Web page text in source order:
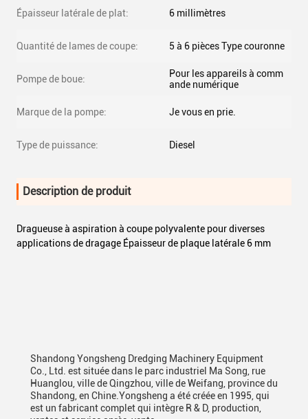
Épaisseur latérale de plat: 6 millimètres
Quantité de lames de coupe: 5 à 6 pièces Type couronne
Pompe de boue:
Pour les appareils à comm
ande numérique
Marque de la pompe: Je vous en prie.
Type de puissance: Diesel
Description de produit
Dragueuse à aspiration à coupe polyvalente pour diverses
applications de dragage Épaisseur de plaque latérale 6 mm
Shandong Yongsheng Dredging Machinery Equipment
Co., Ltd. est située dans le parc industriel Ma Song, rue
Huanglou, ville de Qingzhou, ville de Weifang, province du
Shandong, en Chine.Yongsheng a été créée en 1995, qui
est un fabricant complet qui intègre R & D, production,